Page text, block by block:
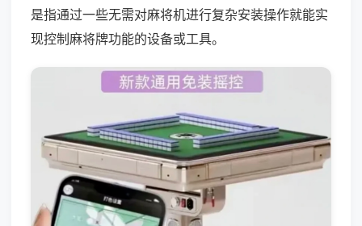
是指通过一些无需对麻将机进行复杂安装操作就能实
现控制麻将牌功能的设备或工具。